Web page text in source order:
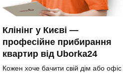
Клінінг у Києві —
професійне прибирання
квартир від Uborka24
Кожен хоче бачити свій дім або офіс